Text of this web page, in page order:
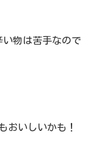
物は苦手なので
おいしいかも！